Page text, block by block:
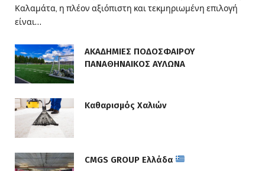
Καλαμάτα, η πλέον αξιόπιστη και τεκμηριωμένη επιλογή
είναι…
ΑΚΑΔΗΜΙΕΣ ΠΟΔΟΣΦΑΙΡΟΥ
ΠΑΝΑΘΗΝΑΙΚΟΣ ΑΥΛΩΝΑ
Καθαρισμός Χαλιών
CMGS GROUP Ελλάδα